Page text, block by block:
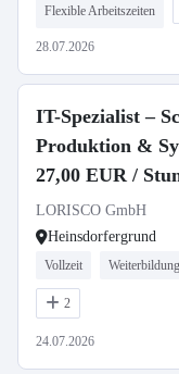
Flexible Arbeitszeiten
28.07.2026
IT-Spezialist –
Produktion &
27,00 EUR /
LORISCO GmbH
Heinsdorfergrund
Vollzeit
2
24.07.2026